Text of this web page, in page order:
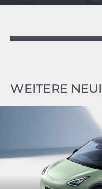
WEITERE